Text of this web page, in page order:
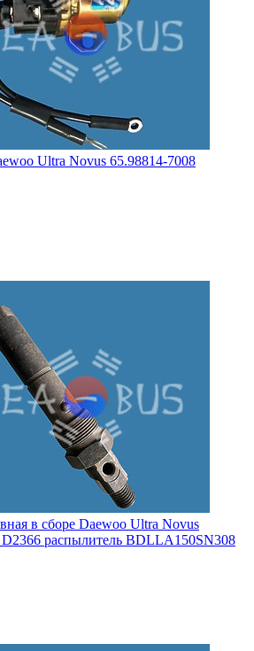
Ultra Novus 65.98814-7008
в сборе Daewoo Ultra Novus
распылитель BDLLA150SN308